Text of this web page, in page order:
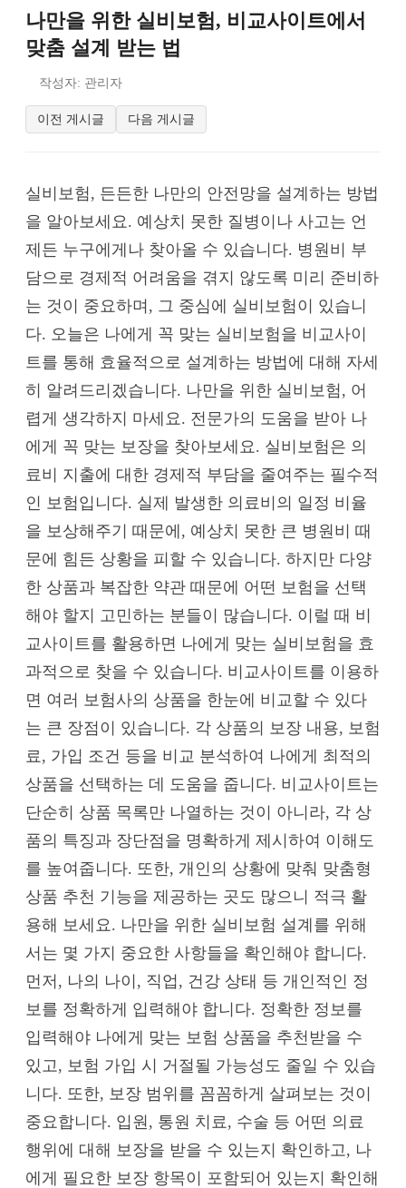
나만을 위한 실비보험, 비교사이트에서
맞춤 설계 받는 법
작성자: 관리자
이전 게시글 다음 게시글
실비보험, 든든한 나만의 안전망을 설계하는 방법
을 알아보세요. 예상치 못한 질병이나 사고는 언
제든 누구에게나 찾아올 수 있습니다. 병원비 부
담으로 경제적 어려움을 겪지 않도록 미리 준비하
는 것이 중요하며, 그 중심에 실비보험이 있습니
다. 오늘은 나에게 꼭 맞는 실비보험을 비교사이
트를 통해 효율적으로 설계하는 방법에 대해 자세
히 알려드리겠습니다. 나만을 위한 실비보험, 어
렵게 생각하지 마세요. 전문가의 도움을 받아 나
에게 꼭 맞는 보장을 찾아보세요. 실비보험은 의
료비 지출에 대한 경제적 부담을 줄여주는 필수적
인 보험입니다. 실제 발생한 의료비의 일정 비율
을 보상해주기 때문에, 예상치 못한 큰 병원비 때
문에 힘든 상황을 피할 수 있습니다. 하지만 다양
한 상품과 복잡한 약관 때문에 어떤 보험을 선택
해야 할지 고민하는 분들이 많습니다. 이럴 때 비
교사이트를 활용하면 나에게 맞는 실비보험을 효
과적으로 찾을 수 있습니다. 비교사이트를 이용하
면 여러 보험사의 상품을 한눈에 비교할 수 있다
는 큰 장점이 있습니다. 각 상품의 보장 내용, 보험
료, 가입 조건 등을 비교 분석하여 나에게 최적의
상품을 선택하는 데 도움을 줍니다. 비교사이트는
단순히 상품 목록만 나열하는 것이 아니라, 각 상
품의 특징과 장단점을 명확하게 제시하여 이해도
를 높여줍니다. 또한, 개인의 상황에 맞춰 맞춤형
상품 추천 기능을 제공하는 곳도 많으니 적극 활
용해 보세요. 나만을 위한 실비보험 설계를 위해
서는 몇 가지 중요한 사항들을 확인해야 합니다.
먼저, 나의 나이, 직업, 건강 상태 등 개인적인 정
보를 정확하게 입력해야 합니다. 정확한 정보를
입력해야 나에게 맞는 보험 상품을 추천받을 수
있고, 보험 가입 시 거절될 가능성도 줄일 수 있습
니다. 또한, 보장 범위를 꼼꼼하게 살펴보는 것이
중요합니다. 입원, 통원 치료, 수술 등 어떤 의료
행위에 대해 보장을 받을 수 있는지 확인하고, 나
에게 필요한 보장 항목이 포함되어 있는지 확인해